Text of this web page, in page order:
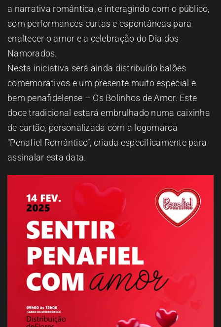
a narrativa romântica, e interagindo com o público,
com performances curtas e espontâneas para
enaltecer o amor e a celebração do Dia dos
Namorados.
Nesta iniciativa será ainda distribuído balões
comemorativos e um presente muito especial e
bem penafidelense – Os Bolinhos de Amor. Este
doce tradicional estará embrulhado numa caixinha
de cartão, personalizada com a logomarca
“Penafiel Romântico”, criada especificamente para
assinalar esta data.